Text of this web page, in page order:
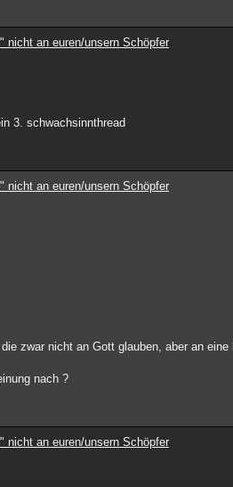
nicht an euren/unsern Schöpfer
3. schwachsinnthread
nicht an euren/unsern Schöpfer
zwar nicht an Gott glauben, aber an eine
nach ?
nicht an euren/unsern Schöpfer